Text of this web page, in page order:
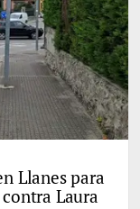
Llanes para
Laura